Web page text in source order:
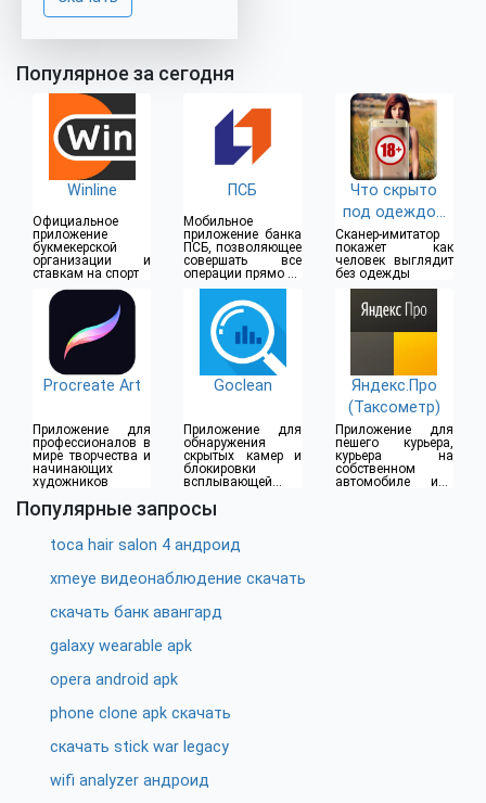
Популярное за сегодня
Winline
Официальное
приложение
букмекерской
организации и
ставкам на спорт
ПСБ
Мобильное
приложение банка
ПСБ, позволяющее
совершать все
операции прямо из
дома
Что скрыто
под одеждой
(18+)
Сканер-имитатор
покажет как
человек выглядит
без одежды
Procreate Art
Приложение для
профессионалов в
мире творчества и
начинающих
художников
Goclean
Приложение для
обнаружения
скрытых камер и
блокировки
всплывающей
Яндекс.Про
(Таксометр)
Приложение для
пешего курьера,
курьера на
собственном
автомобиле или
Популярные запросы
toca hair salon 4 андроид
xmeye видеонаблюдение скачать
скачать банк авангард
galaxy wearable apk
opera android apk
phone clone apk скачать
скачать stick war legacy
wifi analyzer андроид